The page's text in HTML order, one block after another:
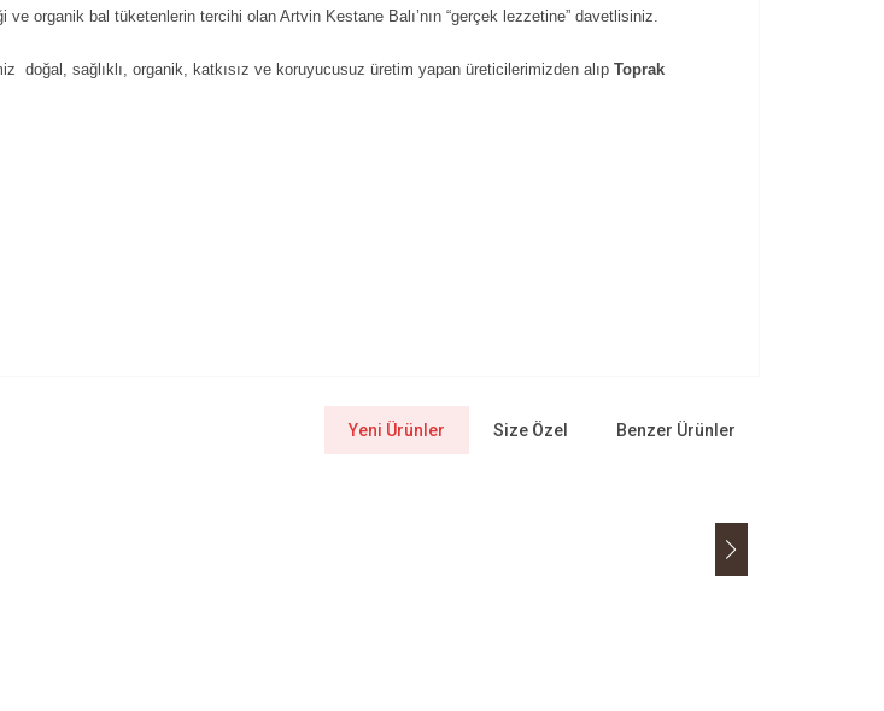
organik bal tüketenlerin tercihi olan Artvin Kestane Balı’nın “gerçek lezzetine” davetlisiniz.
doğal, sağlıklı, organik, katkısız ve koruyucusuz üretim yapan üreticilerimizden alıp Toprak
Yeni Ürünler Size Özel Benzer Ürünler